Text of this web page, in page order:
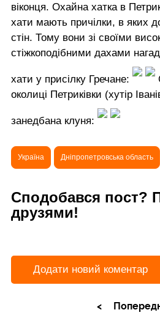
віконця. Охайна хатка в
хати мають причілки, в яких
стін. Тому вони зі своїми
стіжкоподібними дахами
хати у присілку Гречане:
околиці Петриківки (хутір
занедбана клуня:
Україна Дніпропетровська область
Сподобався пост?
друзями!
Додати новий коментар